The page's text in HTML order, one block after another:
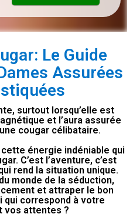
Le Guide
Assurées
surtout lorsqu’elle est
et l’aura assurée
cougar célibataire.
énergie indéniable qui
C’est l’aventure, c’est
rend la situation unique.
monde de la séduction,
et attraper le bon
qui correspond à votre
vos attentes ?